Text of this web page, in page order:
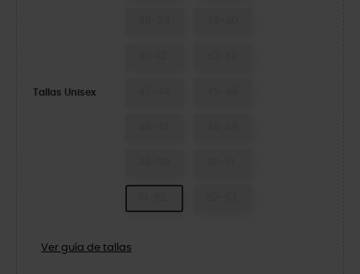
Tallas Unisex
Ver guía de tallas